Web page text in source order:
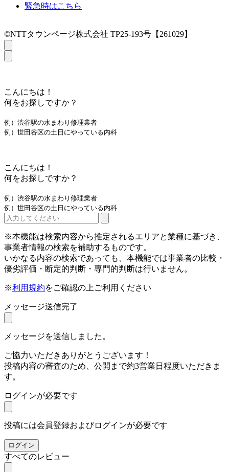
緊急時はこちら
©NTTタウンページ株式会社 TP25-193号【261029】
こんにちは！
何をお探しですか？
例）渋谷駅の水まわり修理業者
例）世田谷区の土日にやっている内科
こんにちは！
何をお探しですか？
例）渋谷駅の水まわり修理業者
例）世田谷区の土日にやっている内科
※本機能は検索内容から推定されるエリアと業種に基づき、
事業者情報の検索を補助するものです。
いかなる内容の検索であっても、本機能では事業者の比較・
優劣評価・断定的判断・専門的判断は行いません。
※利用規約をご確認の上ご利用ください
メッセージ送信完了
メッセージを送信しました。
ご協力いただきありがとうございます！
投稿内容の審査のため、公開まで約3営業日程度いただきま
す。
ログインが必要です
投稿には会員登録およびログインが必要です
ログイン
すべてのレビュー